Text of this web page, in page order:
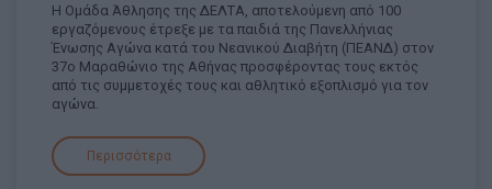
H Ομάδα Άθλησης της ΔΕΛΤΑ, αποτελούμενη από 100
εργαζόμενους έτρεξε με τα παιδιά της Πανελλήνιας
Ένωσης Αγώνα κατά του Νεανικού Διαβήτη (ΠΕΑΝΔ) στον
37ο Μαραθώνιο της Αθήνας προσφέροντας τους εκτός
από τις συμμετοχές τους και αθλητικό εξοπλισμό για τον
αγώνα.
Περισσότερα